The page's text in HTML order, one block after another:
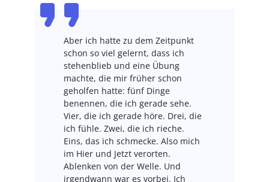
Aber ich hatte zu dem Zeitpunkt
schon so viel gelernt, dass ich
stehenblieb und eine Übung
machte, die mir früher schon
geholfen hatte: fünf Dinge
benennen, die ich gerade sehe.
Vier, die ich gerade höre. Drei, die
ich fühle. Zwei, die ich rieche.
Eins, das ich schmecke. Also mich
im Hier und Jetzt verorten.
Ablenken von der Welle. Und
irgendwann war es vorbei. Ich